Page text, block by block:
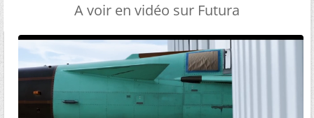
A voir en vidéo sur Futura